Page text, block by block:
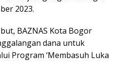
2023.
BAZNAS Kota Bogor
dana untuk
Program ‘Membasuh Luka